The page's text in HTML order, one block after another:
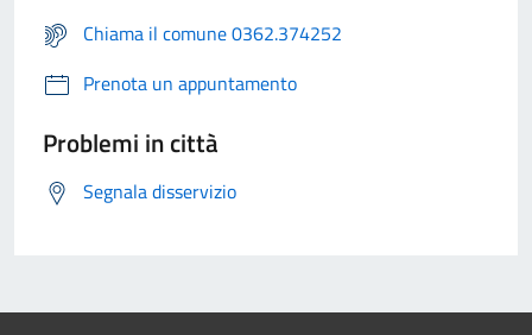
Chiama il comune 0362.374252
Prenota un appuntamento
Problemi in città
Segnala disservizio